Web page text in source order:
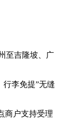
至吉隆坡、广
行李免提”无缝
商户支持受理